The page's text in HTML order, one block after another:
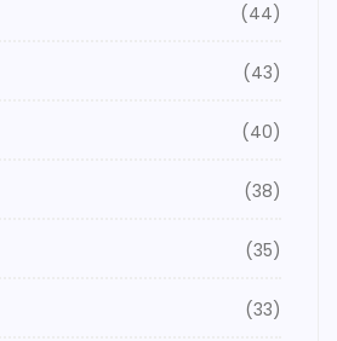
(44)
(43)
(40)
(38)
(35)
(33)